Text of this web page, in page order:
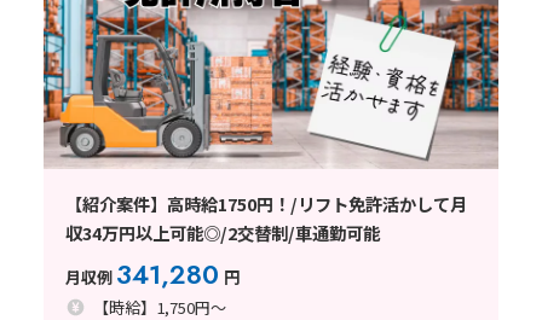
【紹介案件】高時給1750円！/リフト免許活かして月
収34万円以上可能◎/2交替制/車通勤可能
月収例 341,280 円
【時給】1,750円～